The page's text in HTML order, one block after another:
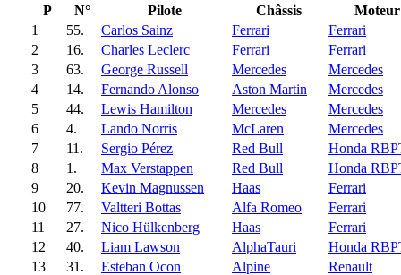
P N° Pilote Châssis
Moteur
1
55. Carlos Sainz Ferrari
Ferrari
2
16. Charles Leclerc Ferrari
Ferrari
3
63. George Russell Mercedes
Mercedes
4
14. Fernando Alonso Aston Martin
Mercedes
5
44. Lewis Hamilton Mercedes
Mercedes
6
4. Lando Norris McLaren
Mercedes
7
11. Sergio Pérez Red Bull
Honda
8
1. Max Verstappen Red Bull
Honda
9
20. Kevin Magnussen Haas
Ferrari
10
77. Valtteri Bottas Alfa Romeo
Ferrari
11
27. Nico Hülkenberg Haas
Ferrari
12
40. Liam Lawson AlphaTauri
Honda
13
31. Esteban Ocon Alpine
Renault